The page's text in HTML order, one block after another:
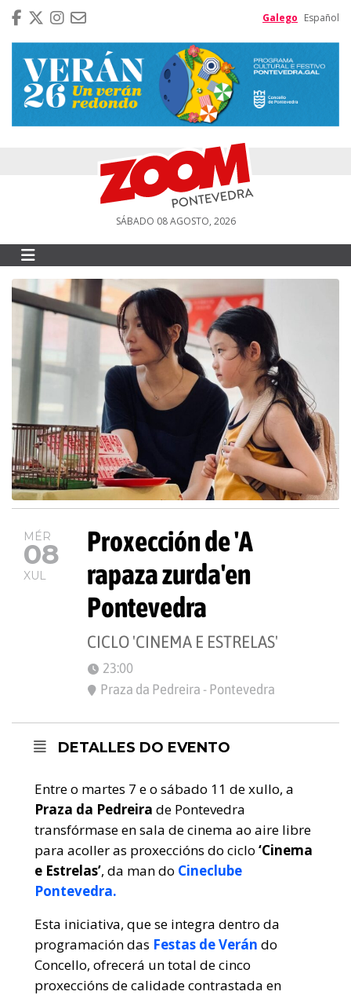
Galego Español
SÁBADO 08 AGOSTO, 2026
MÉR
08
XUL
Proxección de 'A
rapaza zurda'en
Pontevedra
CICLO 'CINEMA E ESTRELAS'
23:00
Praza da Pedreira - Pontevedra
DETALLES DO EVENTO
Entre o martes 7 e o sábado 11 de xullo, a
Praza da Pedreira de Pontevedra
transfórmase en sala de cinema ao aire libre
para acoller as proxeccións do ciclo ‘Cinema
e Estrelas’, da man do Cineclube
Pontevedra.
Esta iniciativa, que se integra dentro da
programación das Festas de Verán do
Concello, ofrecerá un total de cinco
proxeccións de calidade contrastada en